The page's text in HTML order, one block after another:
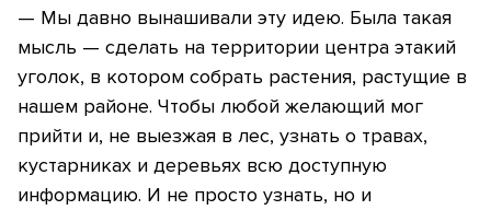
— Мы давно вынашивали эту идею. Была такая
мысль — сделать на территории центра этакий
уголок, в котором собрать растения, растущие в
нашем районе. Чтобы любой желающий мог
прийти и, не выезжая в лес, узнать о травах,
кустарниках и деревьях всю доступную
информацию. И не просто узнать, но и